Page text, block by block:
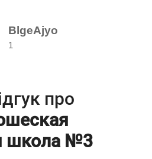
BlgeAjyo
1
про
школа №3